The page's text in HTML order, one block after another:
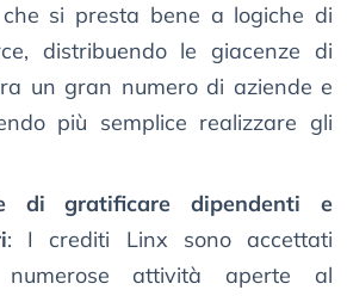
si presta bene a logiche di
distribuendo le giacenze di
un gran numero di aziende e
più semplice realizzare gli
di gratificare dipendenti e
: I crediti Linx sono accettati
attività aperte al